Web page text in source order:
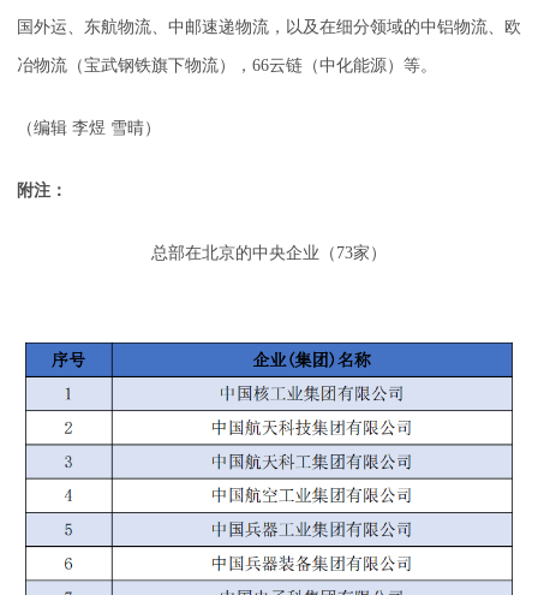
国外运、东航物流、中邮速递物流，以及在细分领域的中铝物流、欧
冶物流（宝武钢铁旗下物流），66云链（中化能源）等。
（编辑 李煜 雪晴）
附注：
总部在北京的中央企业（73家）